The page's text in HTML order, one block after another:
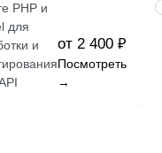
PHP и
для
и
от 2 400 ₽
Посмотреть
→